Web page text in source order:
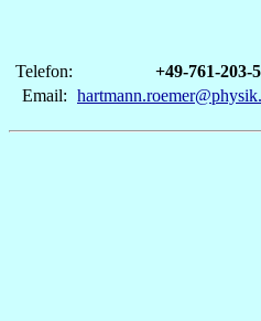
Telefon:
+49-761-203-
Email: